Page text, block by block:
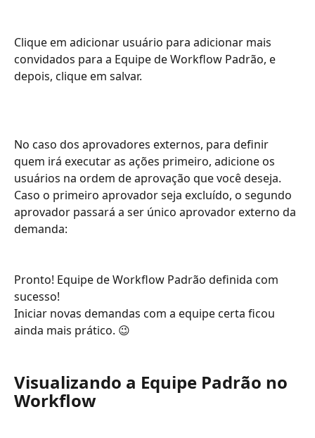
Clique em adicionar usuário para adicionar mais
convidados para a Equipe de Workflow Padrão, e
depois, clique em salvar.
No caso dos aprovadores externos, para definir
quem irá executar as ações primeiro, adicione os
usuários na ordem de aprovação que você deseja.
Caso o primeiro aprovador seja excluído, o segundo
aprovador passará a ser único aprovador externo da
demanda:
Pronto! Equipe de Workflow Padrão definida com
sucesso!
Iniciar novas demandas com a equipe certa ficou
ainda mais prático. 😉
Visualizando a Equipe Padrão no
Workflow